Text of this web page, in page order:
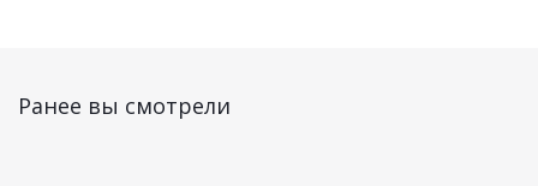
Ранее вы смотрели